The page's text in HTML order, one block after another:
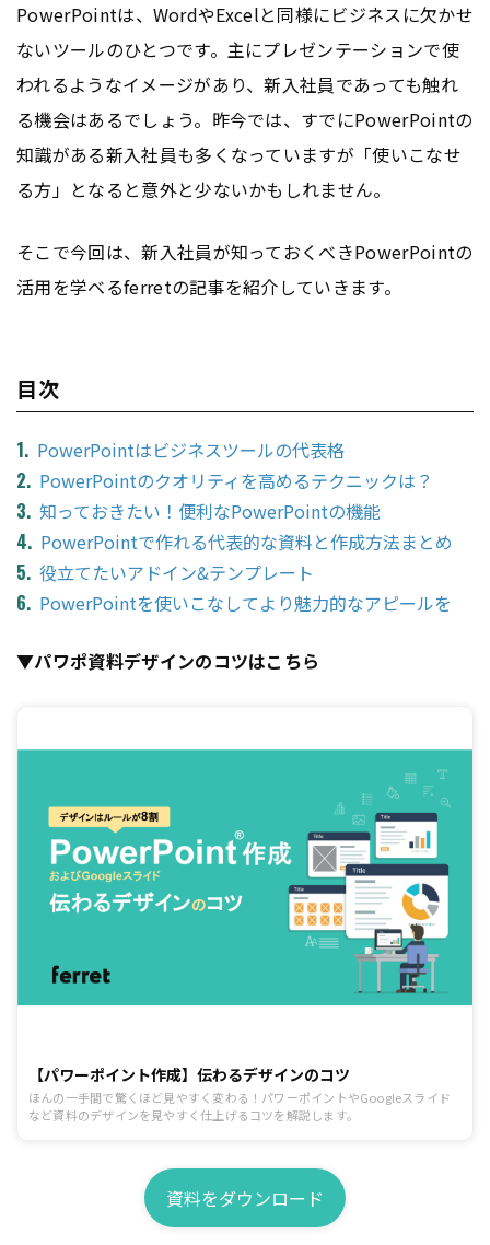
PowerPointは、WordやExcelと同様にビジネスに欠かせ
ないツールのひとつです。主にプレゼンテーションで使
われるようなイメージがあり、新入社員であっても触れ
る機会はあるでしょう。昨今では、すでにPowerPointの
知識がある新入社員も多くなっていますが「使いこなせ
る方」となると意外と少ないかもしれません。
そこで今回は、新入社員が知っておくべきPowerPointの
活用を学べるferretの記事を紹介していきます。
目次
PowerPointはビジネスツールの代表格
PowerPointのクオリティを高めるテクニックは？
知っておきたい！便利なPowerPointの機能
PowerPointで作れる代表的な資料と作成方法まとめ
役立てたいアドイン&テンプレート
PowerPointを使いこなしてより魅力的なアピールを
▼パワポ資料デザインのコツはこちら
【パワーポイント作成】伝わるデザインのコツ
ほんの一手間で驚くほど見やすく変わる！パワーポイントやGoogleスライド
など資料のデザインを見やすく仕上げるコツを解説します。
資料をダウンロード